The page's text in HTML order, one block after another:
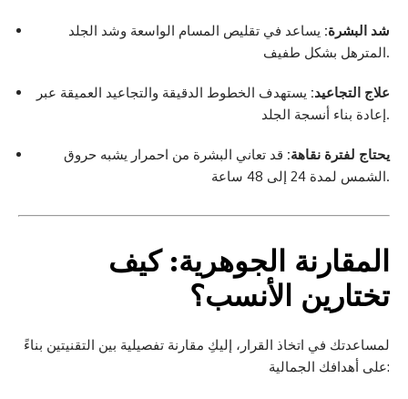
شد البشرة: يساعد في تقليص المسام الواسعة وشد الجلد
المترهل بشكل طفيف.
علاج التجاعيد: يستهدف الخطوط الدقيقة والتجاعيد العميقة عبر
إعادة بناء أنسجة الجلد.
يحتاج لفترة نقاهة: قد تعاني البشرة من احمرار يشبه حروق
الشمس لمدة 24 إلى 48 ساعة.
المقارنة الجوهرية: كيف
تختارين الأنسب؟
لمساعدتك في اتخاذ القرار، إليكِ مقارنة تفصيلية بين التقنيتين بناءً
على أهدافك الجمالية: